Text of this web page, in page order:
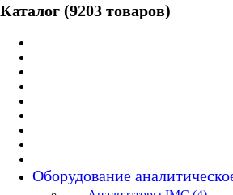
Каталог (9203 товаров)
Оборудование